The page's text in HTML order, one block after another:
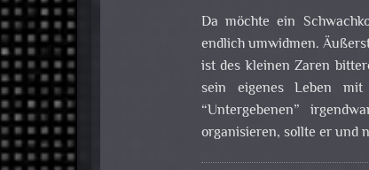
Da möchte ein
endlich umwidmen.
ist des kleinen Zaren
sein eigenes Leben
“Untergebenen”
organisieren, sollte er und